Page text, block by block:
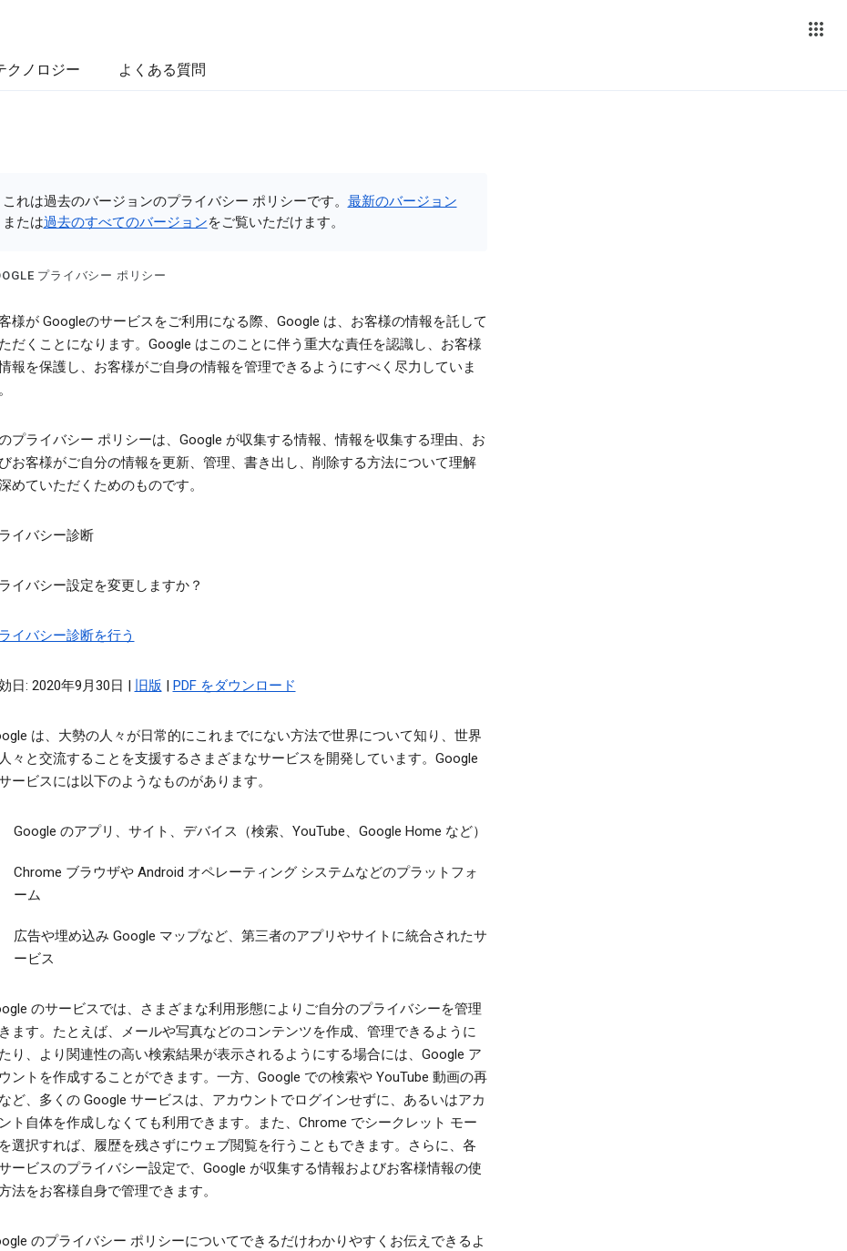
クノロジー よくある質問
これは過去のバージョンのプライバシー ポリシーです。 最新のバージョン
または過去のすべてのバージョンをご覧いただけます。
プライバシー ポリシー
様が Googleのサービスをご利用になる際、Google は、お客様の情報を託して
だくことになります。Google はこのことに伴う重大な責任を認識し、お客様
報を保護し、お客様がご自身の情報を管理できるようにすべく尽力していま
プライバシー ポリシーは、Google が収集する情報、情報を収集する理由、お
お客様がご自分の情報を更新、管理、書き出し、削除する方法について理解
めていただくためのものです。
イバシー診断
イバシー設定を変更しますか？
イバシー診断を行う
日: 2020年9月30日 | 旧版 | PDF をダウンロード
は、大勢の人々が日常的にこれまでにない方法で世界について知り、世界
々と交流することを支援するさまざまなサービスを開発しています。Google
ービスには以下のようなものがあります。
Google のアプリ、サイト、デバイス（検索、YouTube、Google Home など）
Chrome ブラウザや Android オペレーティング システムなどのプラットフォ
ーム
広告や埋め込み Google マップなど、第三者のアプリやサイトに統合されたサ
ービス
のサービスでは、さまざまな利用形態によりご自分のプライバシーを管理
ます。たとえば、メールや写真などのコンテンツを作成、管理できるように
り、より関連性の高い検索結果が表示されるようにする場合には、Google ア
ントを作成することができます。一方、Google での検索や YouTube 動画の再
ど、多くの Google サービスは、アカウントでログインせずに、あるいはアカ
ト自体を作成しなくても利用できます。また、Chrome でシークレット モー
選択すれば、履歴を残さずにウェブ閲覧を行うこともできます。さらに、各
ービスのプライバシー設定で、Google が収集する情報およびお客様情報の使
法をお客様自身で管理できます。
のプライバシー ポリシーについてできるだけわかりやすくお伝えできるよ